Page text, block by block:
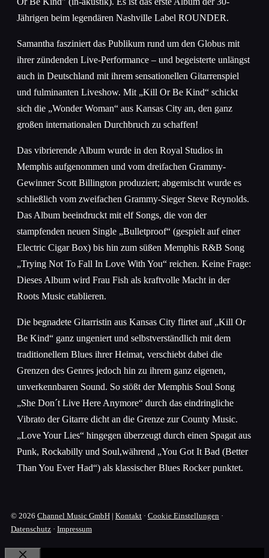
Jährigen beim legendären Nashville Label ROUNDER.
Samantha fasziniert das Publikum rund um den Globus mit
ihrer zündenden Live-Performance – und begeisterte unlängst
auch in Deutschland mit ihrem sensationellen Gitarrenspiel
und fulminanten Liveshow. Mit „Kill Or Be Kind“ schickt
sich die „Wonder Woman“ aus Kansas City an, den ganz
großen internationalen Durchbruch zu schaffen!
Das vibrierende Album wurde in den Royal Studios in
Memphis aufgenommen und vom dreifachen Grammy-
Gewinner Scott Billington produziert; abgemischt wurde es
schließlich vom zweifachen Grammy-Sieger Steve Reynolds.
Das Album beeindruckt mit elf Songs, die von der
stampfenden neuen Single „Bulletproof“ (gespielt auf einer
Electric Cigar Box) bis hin zum süßen Memphis R&B Song
„Trying Not To Fall In Love With You“ reichen. Keine Frage:
Dieses Album wird Frau Fish als kraftvolle Macht in der
Roots Music etablieren.
Die begnadete Gitarristin aus Kansas City flirtet auf „Kill Or
Be Kind“ ganz ungeniert und selbstverständlich mit dem
traditionellem Blues ihrer Heimat, verschiebt dabei die
Grenzen des Genres jedoch hin zu ihrem ganz eigenen,
unverkennbaren Sound. So stößt der Memphis Soul Song
„She Don´t Live Here Anymore“ durch das eindringliche
Vibrato der Gitarre dicht an die Grenze zur County Music.
„Love Your Lies“ hingegen überzeugt durch einen Spagat aus
Punk, Rockabilly und Soul,während „You Got It Bad (Better
Than You Ever Had“) als klassischer Blues Rocker punktet.
© 2026 Channel Music GmbH | Kontakt · Cookie Einstellungen ·
Datenschutz · Impressum